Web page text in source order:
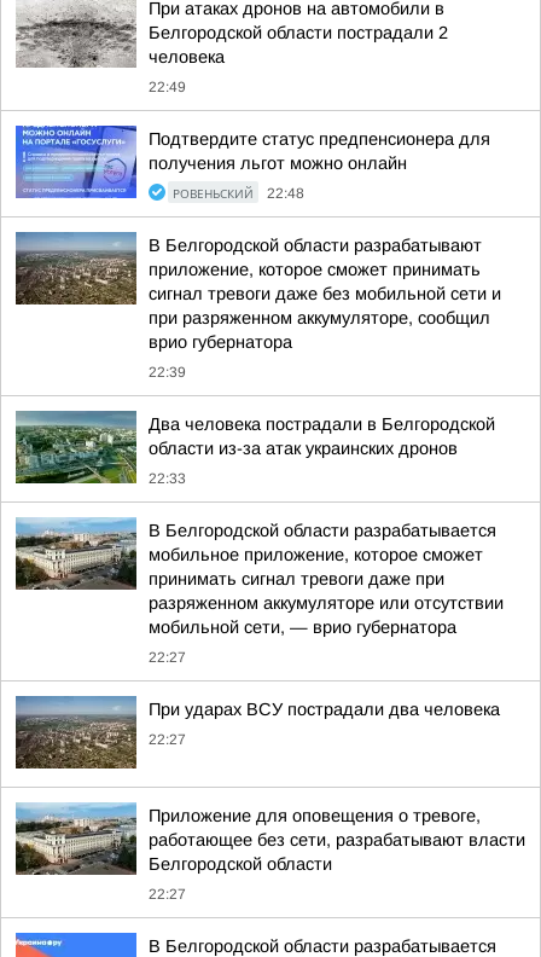
При атаках дронов на автомобили в
Белгородской области пострадали 2
человека
22:49
Подтвердите статус предпенсионера для
получения льгот можно онлайн
РОВЕНЬСКИЙ 22:48
В Белгородской области разрабатывают
приложение, которое сможет принимать
сигнал тревоги даже без мобильной сети и
при разряженном аккумуляторе, сообщил
врио губернатора
22:39
Два человека пострадали в Белгородской
области из-за атак украинских дронов
22:33
В Белгородской области разрабатывается
мобильное приложение, которое сможет
принимать сигнал тревоги даже при
разряженном аккумуляторе или отсутствии
мобильной сети, — врио губернатора
22:27
При ударах ВСУ пострадали два человека
22:27
Приложение для оповещения о тревоге,
работающее без сети, разрабатывают власти
Белгородской области
22:27
В Белгородской области разрабатывается